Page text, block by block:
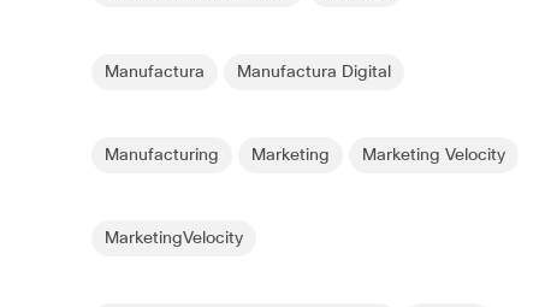
Manufactura Manufactura Digital
Manufacturing Marketing Marketing Velocity
MarketingVelocity